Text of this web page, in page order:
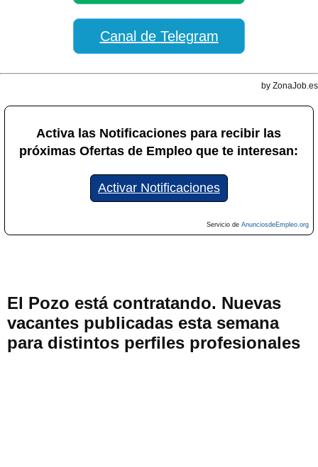
Canal de Telegram
by ZonaJob.es
Activa las Notificaciones para recibir las
próximas Ofertas de Empleo que te interesan:
Activar Notificaciones
Servicio de AnunciosdeEmpleo.org
El Pozo está contratando. Nuevas
vacantes publicadas esta semana
para distintos perfiles profesionales